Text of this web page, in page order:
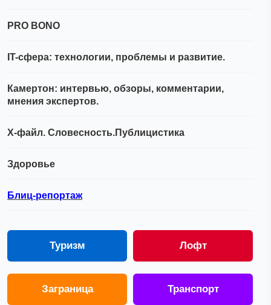
PRO BONO
IT-сфера: технологии, проблемы и развитие.
Камертон: интервью, обзоры, комментарии,
мнения экспертов.
Х-файл. Словесность.Публицистика
Здоровье
Блиц-репортаж
Туризм Лофт
Заграница Транспорт